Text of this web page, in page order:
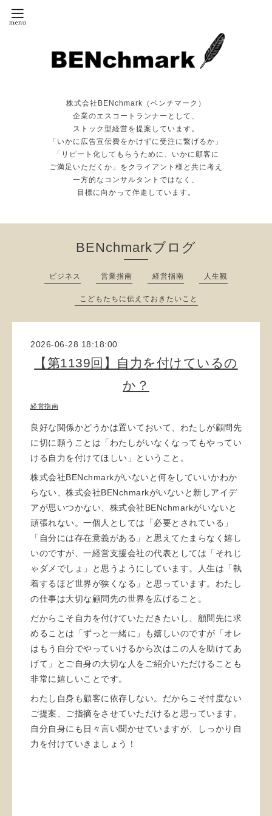
株式会社BENchmark（ベンチマーク）
企業のエスコートランナーとして、
ストック型経営を提案しています。
「いかに広告宣伝費をかけずに受注に繋げるか」
「リピート化してもらうために、いかに顧客に
ご満足いただくか」をクライアント様と共に考え
一方的なコンサルタントではなく、
目標に向かって伴走しています。
BENchmarkブログ
ビジネス 営業指南 経営指南 人生観
こどもたちに伝えておきたいこと
2026-06-28 18:18:00
【第1139回】自力を付けているの
か？
経営指南
良好な関係かどうかは置いておいて、わたしが顧問先
に切に願うことは「わたしがいなくなってもやってい
ける自力を付けてほしい」ということ。
株式会社BENchmarkがいないと何をしていいかわか
らない、株式会社BENchmarkがいないと新しアイデ
アが思いつかない、株式会社BENchmarkがいないと
頑張れない。一個人としては「必要とされている」
「自分には存在意義がある」と思えてたまらなく嬉し
いのですが、一経営支援会社の代表としては「それじ
ゃダメでしょ」と思うようにしています。人生は「執
着するほど世界が狭くなる」と思っています。わたし
の仕事は大切な顧問先の世界を広げること。
だからこそ自力を付けていただきたいし、顧問先に求
めることは「ずっと一緒に」も嬉しいのですが「オレ
はもう自分でやっていけるから次はこの人を助けてあ
げて」とご自身の大切な人をご紹介いただけることも
非常に嬉しいことです。
わたし自身も顧客に依存しない。だからこそ忖度ない
ご提案、ご指摘をさせていただけると思っています。
自分自身にも日々言い聞かせていますが、しっかり自
力を付けていきましょう！